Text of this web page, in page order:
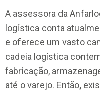
A assessora da
logística conta
e oferece um vasto
cadeia logística
fabricação,
até o varejo. Então,